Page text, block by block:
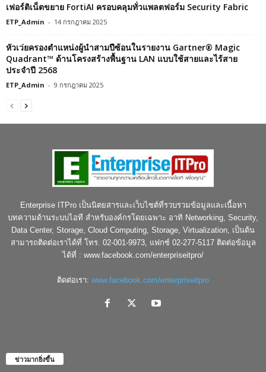
เฟอร์ติเน็ตขยาย FortiAI ครอบคลุมทั่วแพลตฟอร์ม Security Fabric
ETP_Admin - 14 กรกฎาคม 2025
หัวเว่ยครองตำแหน่งผู้นำสามปีซ้อนในรายงาน Gartner® Magic
Quadrant™ ด้านโครงสร้างพื้นฐาน LAN แบบใช้สายและไร้สาย
ประจำปี 2568
ETP_Admin - 9 กรกฎาคม 2025
Enterprise ITPro เป็นนิตยสารและเว็บไซต์ที่รวบรวมข้อมูลและเนื้อหา
บทความด้านระบบไอที สำหรับองค์กรโดยเฉพาะ อาทิ Networking, Security,
Data Center, Storage, Cloud Computing, Storage, Virtualization, เป็นต้น
สามารถติดต่อเราได้ที่ โทร. 02-001-9973, แฟกซ์ 02-277-5117 ติดต่อข้อมูล
ได้ที่ : www.facebook.com/enterpriseitpro/
ติดต่อเรา: www.facebook.com/enterpriseitpro
ข่าวมากยิ่งขึ้น